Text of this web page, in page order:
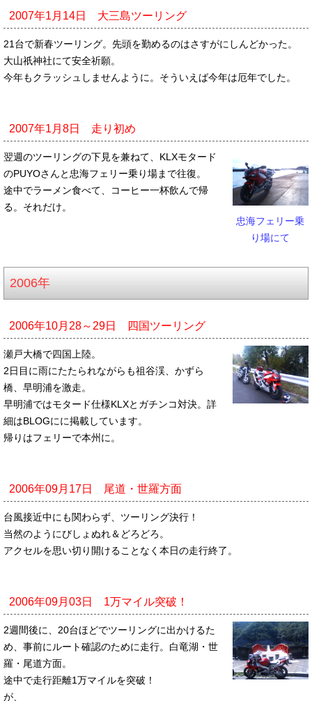
2007年1月14日 大三島ツーリング
21台で新春ツーリング。先頭を勤めるのはさすがにしんどかった。
大山祇神社にて安全祈願。
今年もクラッシュしませんように。そういえば今年は厄年でした。
2007年1月8日 走り初め
忠海フェリー乗
り場にて
翌週のツーリングの下見を兼ねて、KLXモタード
のPUYOさんと忠海フェリー乗り場まで往復。
途中でラーメン食べて、コーヒー一杯飲んで帰
る。それだけ。
2006年
2006年10月28～29日 四国ツーリング
瀬戸大橋で四国上陸。
2日目に雨にたたられながらも祖谷渓、かずら
橋、早明浦を激走。
早明浦ではモタード仕様KLXとガチンコ対決。詳
細はBLOGにに掲載しています。
帰りはフェリーで本州に。
2006年09月17日 尾道・世羅方面
台風接近中にも関わらず、ツーリング決行！
当然のようにびしょぬれ＆どろどろ。
アクセルを思い切り開けることなく本日の走行終了。
2006年09月03日 1万マイル突破！
2週間後に、20台ほどでツーリングに出かけるた
め、事前にルート確認のために走行。白竜湖・世
羅・尾道方面。
途中で走行距離1万マイルを突破！
が、